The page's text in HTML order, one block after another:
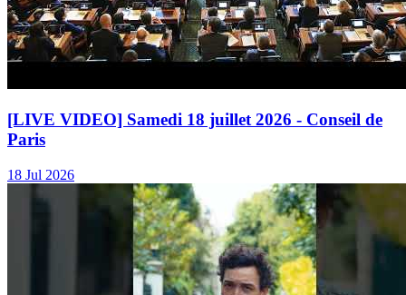
[LIVE VIDEO] Samedi 18 juillet 2026 - Conseil de
Paris
18 Jul 2026